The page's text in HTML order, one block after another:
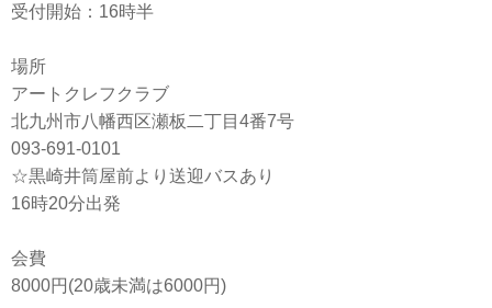
受付開始：16時半
場所
アートクレフクラブ
北九州市八幡西区瀬板二丁目4番7号
093-691-0101
☆黒崎井筒屋前より送迎バスあり
16時20分出発
会費
8000円(20歳未満は6000円)